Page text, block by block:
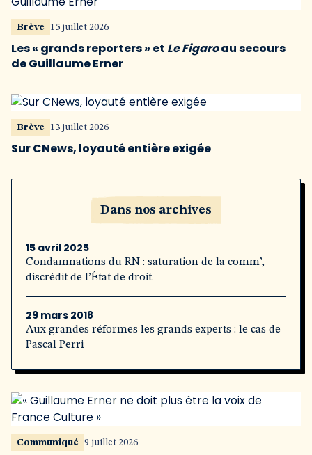
Brève 15 juillet 2026
Les « grands reporters » et Le Figaroau secours
de Guillaume Erner
Brève 13 juillet 2026
Sur CNews, loyauté entière exigée
Dans nos archives
15 avril 2025
Condamnations du RN : saturation de la comm’,
discrédit de l’État de droit
29 mars 2018
Aux grandes réformes les grands experts : le cas de
Pascal Perri
Communiqué 9 juillet 2026